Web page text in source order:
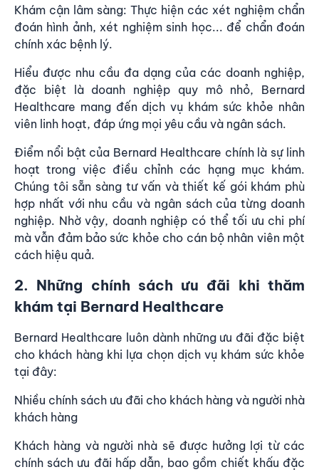
Khám cận lâm sàng: Thực hiện các xét nghiệm chẩn
đoán hình ảnh, xét nghiệm sinh học... để chẩn đoán
chính xác bệnh lý.
Hiểu được nhu cầu đa dạng của các doanh nghiệp,
đặc biệt là doanh nghiệp quy mô nhỏ, Bernard
Healthcare mang đến dịch vụ khám sức khỏe nhân
viên linh hoạt, đáp ứng mọi yêu cầu và ngân sách.
Điểm nổi bật của Bernard Healthcare chính là sự linh
hoạt trong việc điều chỉnh các hạng mục khám.
Chúng tôi sẵn sàng tư vấn và thiết kế gói khám phù
hợp nhất với nhu cầu và ngân sách của từng doanh
nghiệp. Nhờ vậy, doanh nghiệp có thể tối ưu chi phí
mà vẫn đảm bảo sức khỏe cho cán bộ nhân viên một
cách hiệu quả.
2. Những chính sách ưu đãi khi thăm
khám tại Bernard Healthcare
Bernard Healthcare luôn dành những ưu đãi đặc biệt
cho khách hàng khi lựa chọn dịch vụ khám sức khỏe
tại đây:
Nhiều chính sách ưu đãi cho khách hàng và người nhà
khách hàng
Khách hàng và người nhà sẽ được hưởng lợi từ các
chính sách ưu đãi hấp dẫn, bao gồm chiết khấu đặc